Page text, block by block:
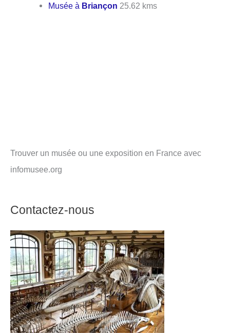
Musée à Briançon 25.62 kms
Trouver un musée ou une exposition en France avec
infomusee.org
Contactez-nous